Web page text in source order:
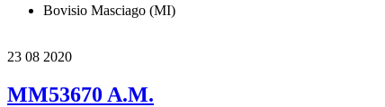
Bovisio Masciago (MI)
23 08 2020
MM53670 A.M.